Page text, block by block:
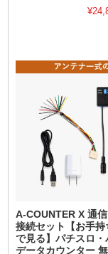
A-COUNTER X 通
接続セット【お手持
で見る】パチスロ・
データカウンター 無